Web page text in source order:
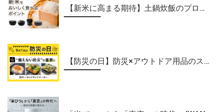
【新米に高まる期待】土鍋炊飯のプロ集団が新米テクニックをご紹介
【防災の日】防災×アウトドア用品のススメ